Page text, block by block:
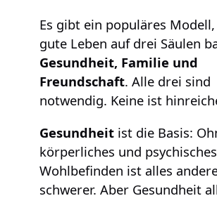
Es gibt ein populäres Modell,
gute Leben auf drei Säulen
Gesundheit, Familie und
Freundschaft. Alle drei sind
notwendig. Keine ist
Gesundheit ist die Basis:
körperliches und psychisches
Wohlbefinden ist alles
schwerer. Aber Gesundheit